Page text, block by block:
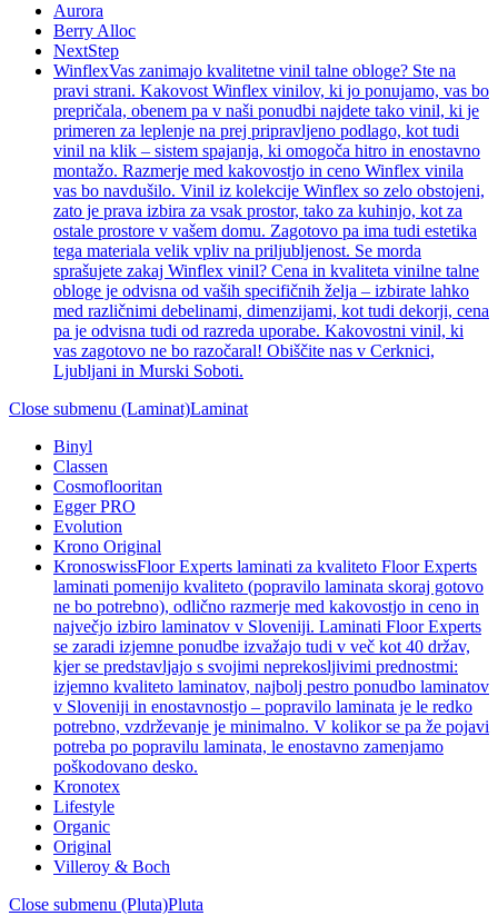
Aurora
Berry Alloc
NextStep
WinflexVas zanimajo kvalitetne vinil talne obloge? Ste na
pravi strani. Kakovost Winflex vinilov, ki jo ponujamo, vas bo
prepričala, obenem pa v naši ponudbi najdete tako vinil, ki je
primeren za leplenje na prej pripravljeno podlago, kot tudi
vinil na klik – sistem spajanja, ki omogoča hitro in enostavno
montažo. Razmerje med kakovostjo in ceno Winflex vinila
vas bo navdušilo. Vinil iz kolekcije Winflex so zelo obstojeni,
zato je prava izbira za vsak prostor, tako za kuhinjo, kot za
ostale prostore v vašem domu. Zagotovo pa ima tudi estetika
tega materiala velik vpliv na priljubljenost. Se morda
sprašujete zakaj Winflex vinil? Cena in kvaliteta vinilne talne
obloge je odvisna od vaših specifičnih želja – izbirate lahko
med različnimi debelinami, dimenzijami, kot tudi dekorji, cena
pa je odvisna tudi od razreda uporabe. Kakovostni vinil, ki
vas zagotovo ne bo razočaral! Obiščite nas v Cerknici,
Ljubljani in Murski Soboti.
Close submenu (Laminat)Laminat
Binyl
Classen
Cosmoflooritan
Egger PRO
Evolution
Krono Original
KronoswissFloor Experts laminati za kvaliteto Floor Experts
laminati pomenijo kvaliteto (popravilo laminata skoraj gotovo
ne bo potrebno), odlično razmerje med kakovostjo in ceno in
največjo izbiro laminatov v Sloveniji. Laminati Floor Experts
se zaradi izjemne ponudbe izvažajo tudi v več kot 40 držav,
kjer se predstavljajo s svojimi neprekosljivimi prednostmi:
izjemno kvaliteto laminatov, najbolj pestro ponudbo laminatov
v Sloveniji in enostavnostjo – popravilo laminata je le redko
potrebno, vzdrževanje je minimalno. V kolikor se pa že pojavi
potreba po popravilu laminata, le enostavno zamenjamo
poškodovano desko.
Kronotex
Lifestyle
Organic
Original
Villeroy & Boch
Close submenu (Pluta)Pluta